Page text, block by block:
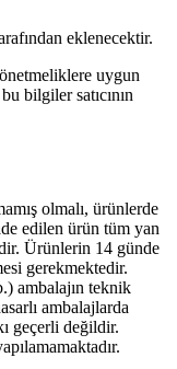
eklenecektir.
uygun
bilgiler satıcının
olmalı, ürünlerde
edilen ürün tüm yan
Ürünlerin 14 günde
gerekmektedir.
ambalajın teknik
ambalajlarda
geçerli değildir.